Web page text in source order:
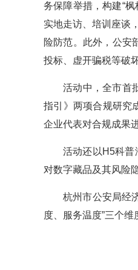
务保障举措，构建“
实地走访、培训座谈
险防范。此外，公安
投标、虚开骗税等破
活动中，全市首
指引》两项合规研究
企业代表对合规成果
活动还以H5科普
对数字藏品及其风险
杭州市公安局经
度、服务温度”三个